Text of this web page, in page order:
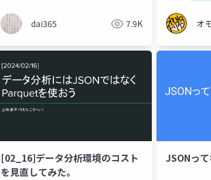
dai365 7.9K オ
[02_16]データ分析環境のコスト
を見直してみた。
JSONっ